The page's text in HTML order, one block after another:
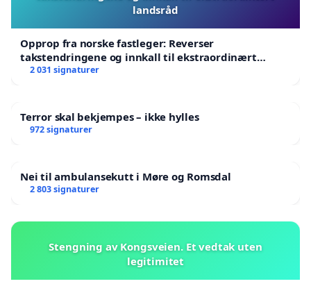
landsråd
Opprop fra norske fastleger: Reverser
takstendringene og innkall til ekstraordinært
landsråd
2 031 signaturer
Terror skal bekjempes – ikke hylles
972 signaturer
Nei til ambulansekutt i Møre og Romsdal
2 803 signaturer
Stengning av Kongsveien. Et vedtak uten
legitimitet